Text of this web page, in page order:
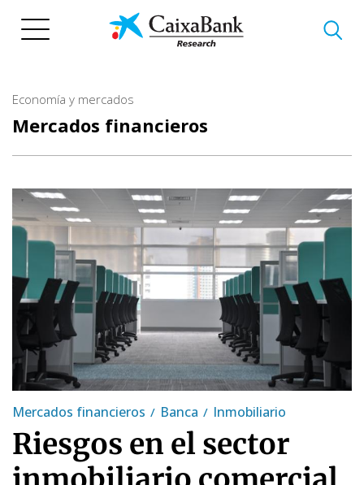
Economía y mercados
Mercados financieros
Mercados financieros Banca Inmobiliario
Riesgos en el sector